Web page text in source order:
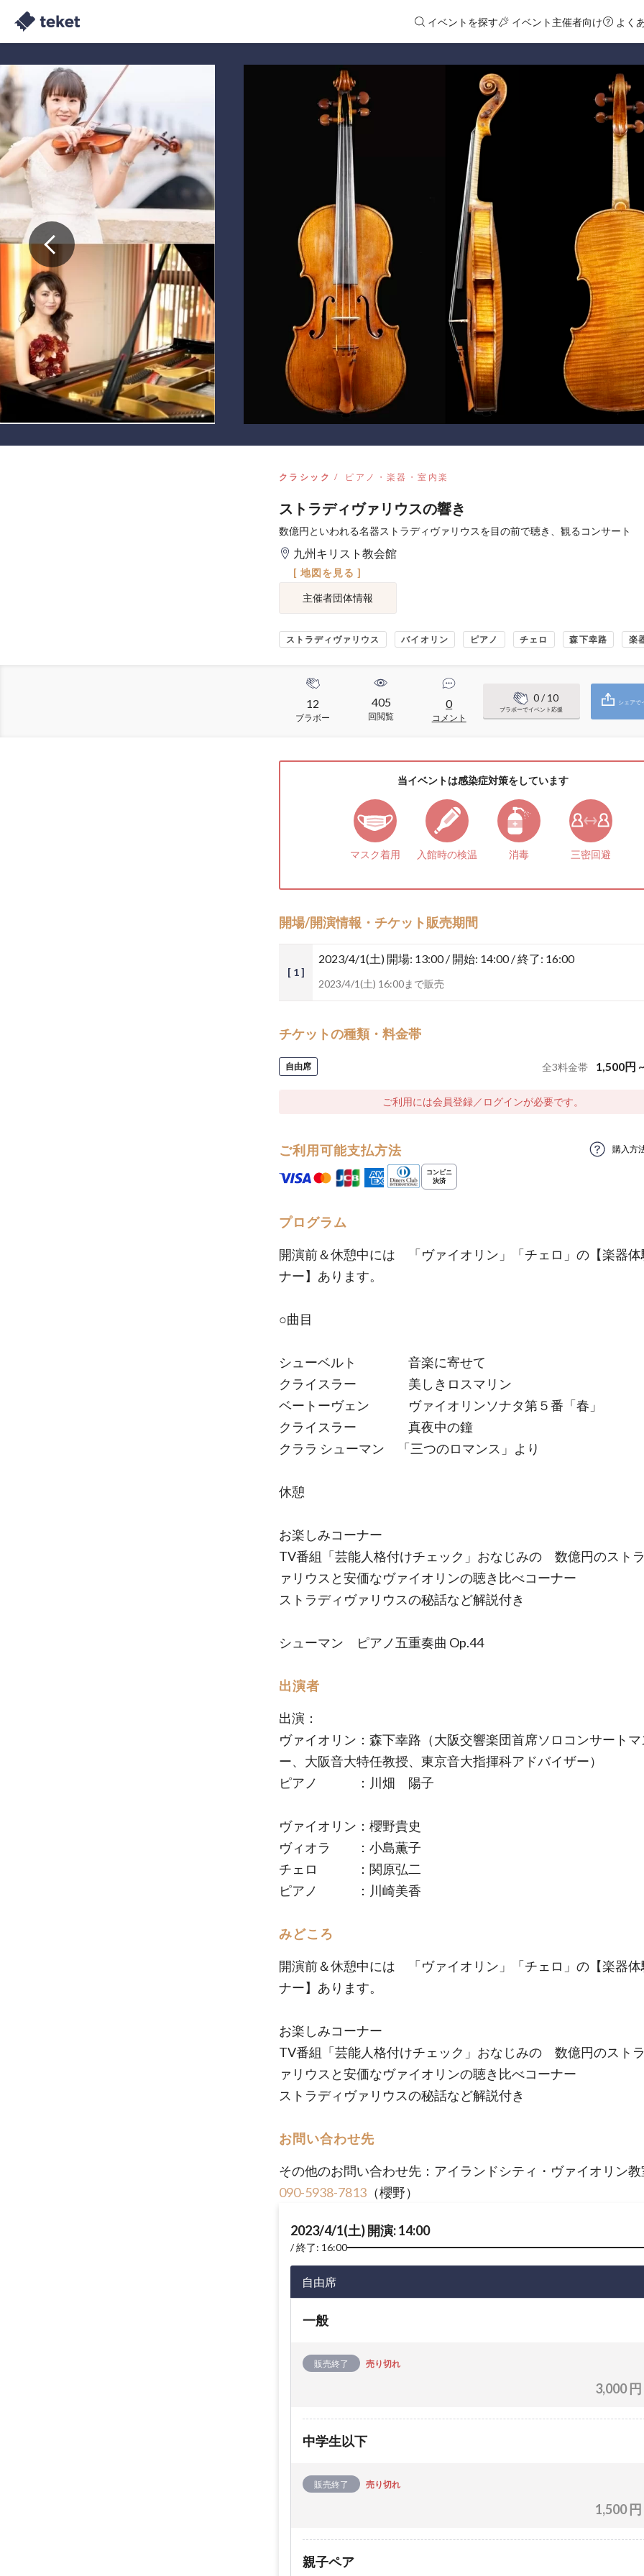
イベントを探す イベント主催者向け よく
クラシック ピアノ・楽器・室内楽
ストラディヴァリウスの響き
数億円といわれる名器ストラディヴァリウスを目の前で聴き、観るコンサート
九州キリスト教会館
[ 地図を見る ]
主催者団体情報
ストラディヴァリウス バイオリン ピアノ チェロ 森下幸路 楽
12
ブラボー
405
回閲覧
0
コメント
0/ 10
ブラボーでイベント応援
シェアで
当イベントは感染症対策をしています
マスク着用 入館時の検温 消毒 三密回避
開場/開演情報・チケット販売期間
[ 1 ]
2023/4/1(土) 開場: 13:00 / 開始: 14:00 / 終了: 16:00
2023/4/1(土) 16:00まで販売
チケットの種類・料金帯
自由席 全3料金帯 1,500円
ご利用には会員登録／ログインが必要です。
ご利用可能支払方法 購入方
プログラム
開演前＆休憩中には 「ヴァイオリン」「チェロ」の【楽器体
ナー】あります。
○曲目
シューベルト 音楽に寄せて
クライスラー 美しきロスマリン
ベートーヴェン ヴァイオリンソナタ第５番「春」
クライスラー 真夜中の鐘
クララ シューマン 「三つのロマンス」より
休憩
お楽しみコーナー
TV番組「芸能人格付けチェック」おなじみの 数億円のスト
ァリウスと安価なヴァイオリンの聴き比べコーナー
ストラディヴァリウスの秘話など解説付き
シューマン ピアノ五重奏曲 Op.44
出演者
出演：
ヴァイオリン：森下幸路（大阪交響楽団首席ソロコンサート
ー、大阪音大特任教授、東京音大指揮科アドバイザー）
ピアノ ：川畑 陽子
ヴァイオリン：櫻野貴史
ヴィオラ ：小島薫子
チェロ ：関原弘二
ピアノ ：川崎美香
みどころ
開演前＆休憩中には 「ヴァイオリン」「チェロ」の【楽器体
ナー】あります。
お楽しみコーナー
TV番組「芸能人格付けチェック」おなじみの 数億円のスト
ァリウスと安価なヴァイオリンの聴き比べコーナー
ストラディヴァリウスの秘話など解説付き
お問い合わせ先
その他のお問い合わせ先：アイランドシティ・ヴァイオリン教
090-5938-7813 （櫻野）
2023/4/1(土) 開演: 14:00
終了: 16:00
自由席
一般
販売終了 売り切れ
3,000 円
中学生以下
販売終了 売り切れ
1,500 円
親子ペア